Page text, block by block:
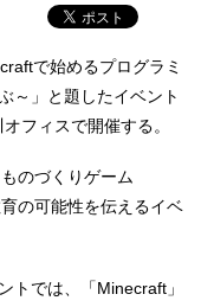
で始めるプログラミ
～」と題したイベント
フィスで開催する。
のづくりゲーム
の可能性を伝えるイベ
トでは、「Minecraft」